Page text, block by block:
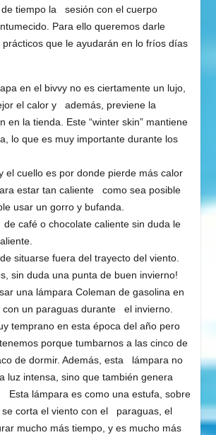
tiempo la sesión con el cuerpo
Para ello queremos darle
que le ayudarán en lo fríos días
en el bivvy no es ciertamente un lujo,
el calor y además, previene la
en la tienda. Este “winter skin” mantiene
lo que es muy importante durante los
cuello es por donde pierde más calor
estar tan caliente como sea posible
usar un gorro y bufanda.
café o chocolate caliente sin duda le
situarse fuera del trayecto del viento.
sin duda una punta de buen invierno!
una lámpara Coleman de gasolina en
con un paraguas durante el invierno.
temprano en esta época del año pero
porque tumbarnos a las cinco de
de dormir. Además, esta lámpara no
luz intensa, sino que también genera
Esta lámpara es como una estufa, sobre
se corta el viento con el paraguas, el
mucho más tiempo, y es mucho más